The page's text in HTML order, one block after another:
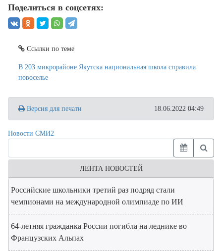
Поделиться в соцсетях:
Ссылки по теме
В 203 микрорайоне Якутска национальная школа справила
новоселье
Версия для печати 18.06.2022 04:49
Новости СМИ2
ЛЕНТА НОВОСТЕЙ
Российские школьники третий раз подряд стали
чемпионами на международной олимпиаде по ИИ
64-летняя гражданка России погибла на леднике во
Французских Альпах